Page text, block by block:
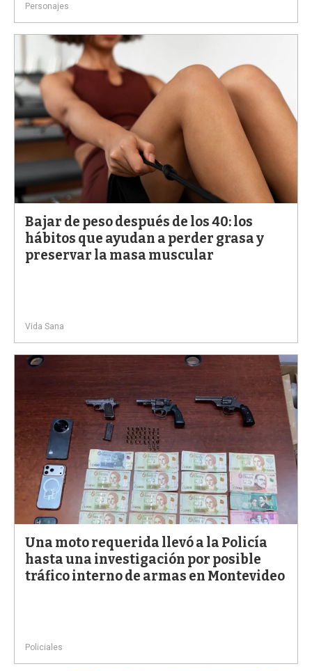
Personajes
Bajar de peso después de los 40: los
hábitos que ayudan a perder grasa y
preservar la masa muscular
Vida Sana
Una moto requerida llevó a la Policía
hasta una investigación por posible
tráfico interno de armas en Montevideo
Policiales